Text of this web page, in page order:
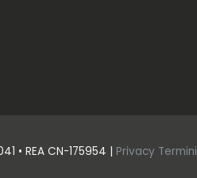
• REA CN-175954 | Privacy